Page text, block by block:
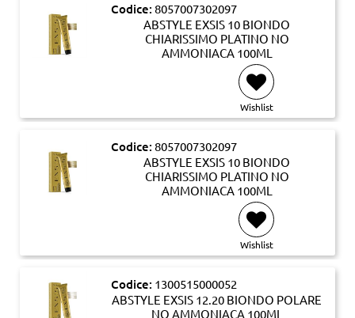
Codice: 8057007302097
ABSTYLE EXSIS 10 BIONDO
CHIARISSIMO PLATINO NO
AMMONIACA 100ML
Wishlist
Codice: 8057007302097
ABSTYLE EXSIS 10 BIONDO
CHIARISSIMO PLATINO NO
AMMONIACA 100ML
Wishlist
Codice: 1300515000052
ABSTYLE EXSIS 12.20 BIONDO POLARE
NO AMMONIACA 100ML